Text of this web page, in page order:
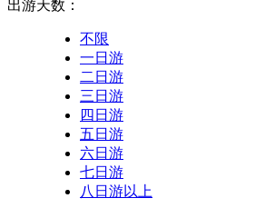
出游天数：
不限
一日游
二日游
三日游
四日游
五日游
六日游
七日游
八日游以上